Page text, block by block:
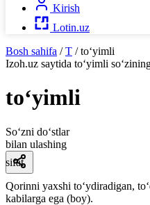
Kirish
Lotin.uz
Bosh sahifa / T / to‘yimli
Izoh.uz saytida to‘yimli
to‘yimli
So‘zni do‘stlar
bilan ulashing
sifat
Qorinni yaxshi toʻydiradigan,
kabilarga ega (boy).